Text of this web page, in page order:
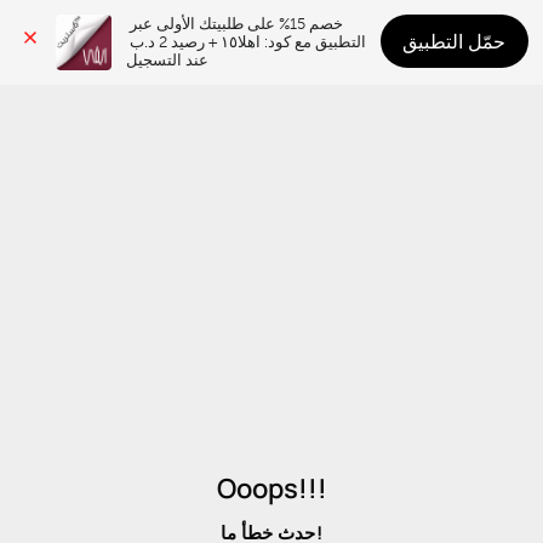
عند التسجيل
حمّل التطبيق
Ooops!!!
حدث خطأ ما!